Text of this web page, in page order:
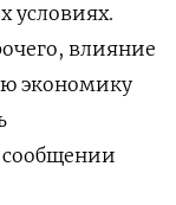
условиях.
влияние
экономику
сообщении